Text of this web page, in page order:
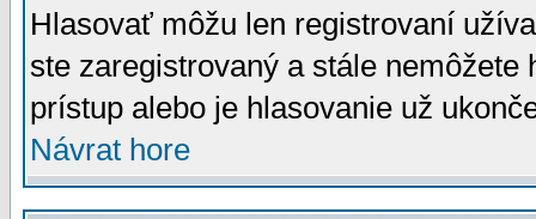
Hlasovať môžu len registrovaní
ste zaregistrovaný a stále
prístup alebo je hlasovanie už
Návrat hore